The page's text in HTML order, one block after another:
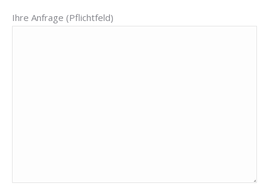
Ihre Anfrage (Pflichtfeld)